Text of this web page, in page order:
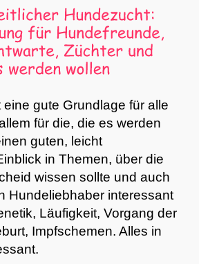
gute Grundlage für alle
für die, die es werden
guten, leicht
in Themen, über die
wissen sollte und auch
Hundeliebhaber interessant
Läufigkeit, Vorgang der
Impfschemen. Alles in